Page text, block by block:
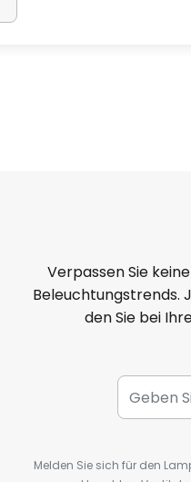
Verpassen Sie
Beleuchtungstrends.
den Sie bei
Melden Sie sich für den